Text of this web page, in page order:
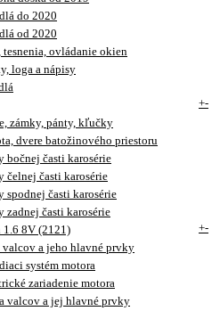
do 2020
od 2020
tesnenia, ovládanie okien
loga a nápisy
+-
zámky, pánty, kľučky
dvere batožinového priestoru
bočnej časti karosérie
čelnej časti karosérie
spodnej časti karosérie
zadnej časti karosérie
8V (2121)
+-
a jeho hlavné prvky
systém motora
zariadenie motora
valcov a jej hlavné prvky